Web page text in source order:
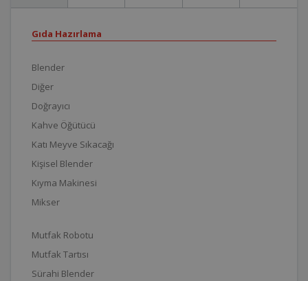
Gıda Hazırlama
Blender
Diğer
Doğrayıcı
Kahve Öğütücü
Katı Meyve Sıkacağı
Kişisel Blender
Kıyma Makinesi
Mikser
Mutfak Robotu
Mutfak Tartısı
Sürahi Blender